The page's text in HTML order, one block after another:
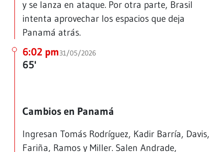
y se lanza en ataque. Por otra parte, Brasil
intenta aprovechar los espacios que deja
Panamá atrás.
6:02 pm31/05/2026
65'
Cambios en Panamá
Ingresan Tomás Rodríguez, Kadir Barría, Davis,
Fariña, Ramos y Miller. Salen Andrade,